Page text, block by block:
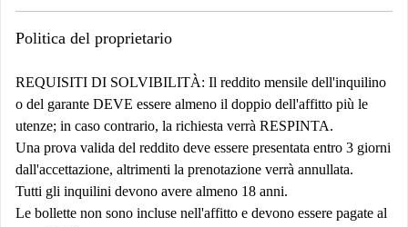
Politica del proprietario
REQUISITI DI SOLVIBILITÀ: Il reddito mensile dell'inquilino
o del garante DEVE essere almeno il doppio dell'affitto più le
utenze; in caso contrario, la richiesta verrà RESPINTA.
Una prova valida del reddito deve essere presentata entro 3 giorni
dall'accettazione, altrimenti la prenotazione verrà annullata.
Tutti gli inquilini devono avere almeno 18 anni.
Le bollette non sono incluse nell'affitto e devono essere pagate al